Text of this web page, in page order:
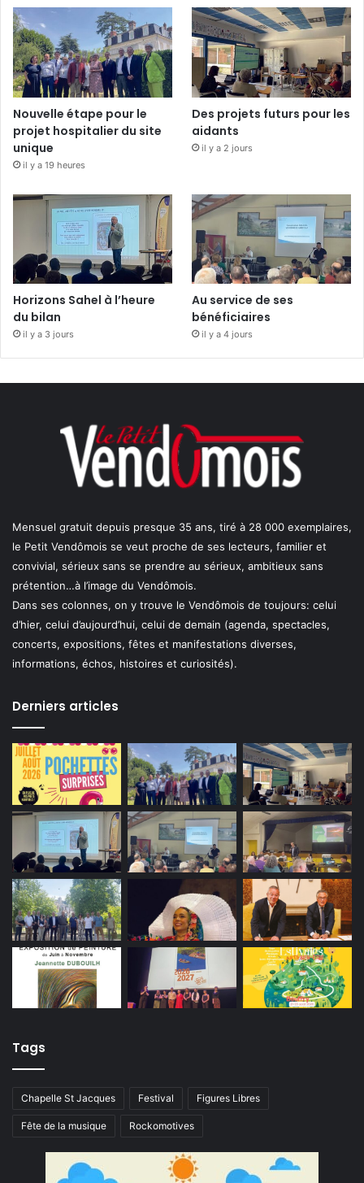
Nouvelle étape pour le
projet hospitalier du site
unique
il y a 19 heures
Des projets futurs pour les
aidants
il y a 2 jours
Horizons Sahel à l’heure
du bilan
il y a 3 jours
Au service de ses
bénéficiaires
il y a 4 jours
Mensuel gratuit depuis presque 35 ans, tiré à 28 000 exemplaires,
le Petit Vendômois se veut proche de ses lecteurs, familier et
convivial, sérieux sans se prendre au sérieux, ambitieux sans
prétention…à l’image du Vendômois.
Dans ses colonnes, on y trouve le Vendômois de toujours: celui
d’hier, celui d’aujourd’hui, celui de demain (agenda, spectacles,
concerts, expositions, fêtes et manifestations diverses,
informations, échos, histoires et curiosités).
Derniers articles
Tags
Chapelle St Jacques Festival Figures Libres
Fête de la musique Rockomotives